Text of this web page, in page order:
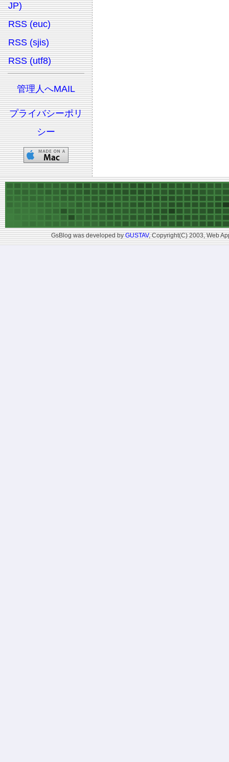
JP)
RSS (euc)
RSS (sjis)
RSS (utf8)
管理人へMAIL
プライバシーポリ
シー
GsBlog was developed byGUSTAV, Copyright(C) 2003, Web